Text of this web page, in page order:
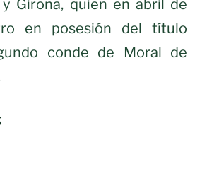
y Girona, quien en abril de
en posesión del título
conde de Moral de